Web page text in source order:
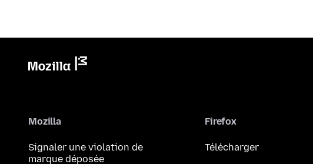
Mozilla
Signaler une violation de
marque déposée
Firefox
Télécharger